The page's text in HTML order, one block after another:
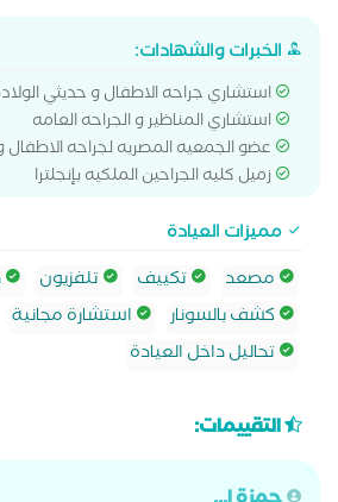
الخبرات والشهادات:
استشاري جراحه الاطفال و حديثي
استشاري المناظير و الجراحه العامه
عضو الجمعيه المصريه لجراحه الاطفال
زميل كليه الجراحين الملكيه بإنجلترا
مميزات العيادة
مصعد
تكييف تلفزيون
كشف بالسونار
استشارة مجانية
تحاليل داخل العيادة
التقييمات: